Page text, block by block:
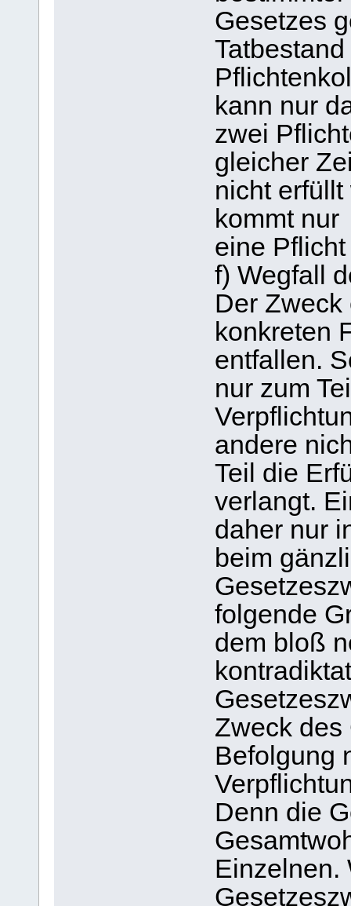
Gesetzes
kann nur
zwei
gleicher
nicht
kommt nur
eine
f) Wegfall
Der
konkreten
entfallen.
nur zum
andere
Teil die
verlangt.
daher nur
beim
folgende
dem bloß
Zweck des
Befolgung
Denn die
Einzelnen.